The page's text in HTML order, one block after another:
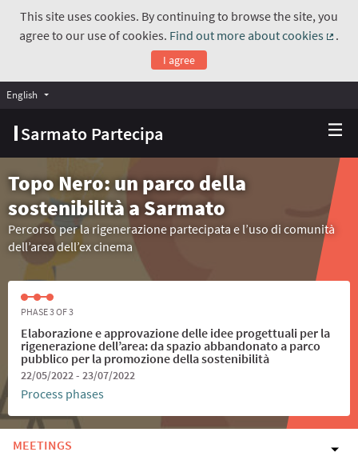
This site uses cookies. By continuing to browse the site, you
agree to our use of cookies. Find out more about cookies
.
I agree
Sarmato Partecipa
English Choose language
Topo Nero: un parco della
sostenibilità a Sarmato
Percorso per la rigenerazione partecipata e l’uso di comunità
dell’area dell’ex cinema
PHASE 3 OF 3
Elaborazione e approvazione delle idee progettuali per la
rigenerazione dell’area: da spazio abbandonato a parco
pubblico per la promozione della sostenibilità
22/05/2022 - 23/07/2022
Process phases
MEETINGS